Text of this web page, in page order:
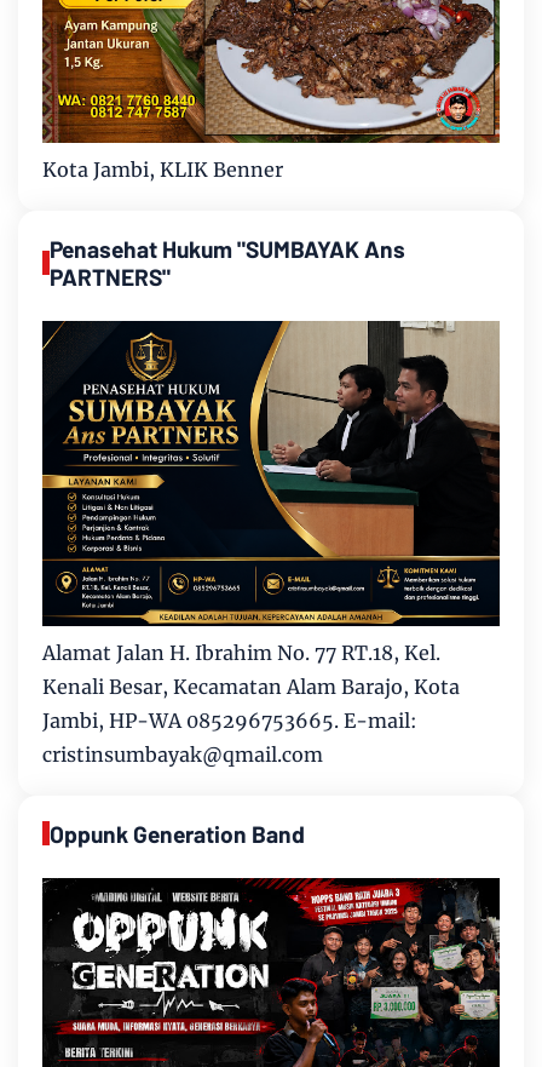
Kota Jambi, KLIK Benner
Penasehat Hukum "SUMBAYAK Ans
PARTNERS"
Alamat Jalan H. Ibrahim No. 77 RT.18, Kel.
Kenali Besar, Kecamatan Alam Barajo, Kota
Jambi, HP-WA 085296753665. E-mail:
cristinsumbayak@qmail.com
Oppunk Generation Band